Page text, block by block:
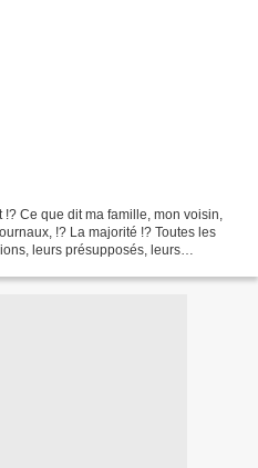
Ce que dit ma famille, mon voisin,
!? La majorité !? Toutes les
leurs présupposés, leurs